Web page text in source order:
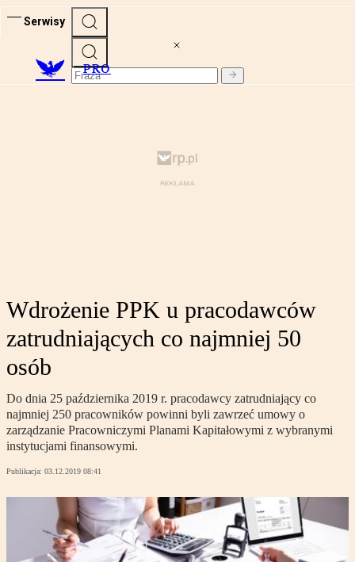
Serwisy
PRO
Wdrożenie PPK u pracodawców
zatrudniających co najmniej 50
osób
Do dnia 25 października 2019 r. pracodawcy zatrudniający co
najmniej 250 pracowników powinni byli zawrzeć umowy o
zarządzanie Pracowniczymi Planami Kapitałowymi z wybranymi
instytucjami finansowymi.
Publikacja: 03.12.2019 08:41